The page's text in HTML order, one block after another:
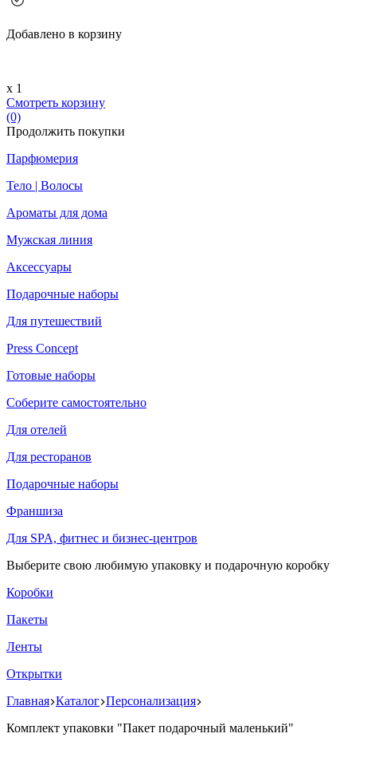
Добавлено в корзину
х 1
Смотреть корзину
(0)
Продолжить покупки
Парфюмерия
Тело | Волосы
Ароматы для дома
Мужская линия
Аксессуары
Подарочные наборы
Для путешествий
Press Concept
Готовые наборы
Соберите самостоятельно
Для отелей
Для ресторанов
Подарочные наборы
Франшиза
Для SPA, фитнес и бизнес-центров
Выберите свою любимую упаковку и подарочную коробку
Коробки
Пакеты
Ленты
Открытки
Главная Каталог Персонализация
Комплект упаковки "Пакет подарочный маленький"